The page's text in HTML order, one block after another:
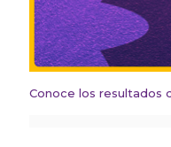
Conoce los resultados